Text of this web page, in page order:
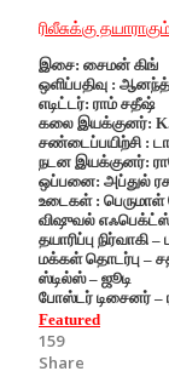
ரிலீசுக்கு
இசை: சைமன் கிங்
ஒளிப்பதிவு : ஆனந்த்
எடிட்டர்: ராம் சதீஷ்
கலை இயக்குனர்:
சண்டைப்பயிற்சி :
நடன இயக்குனர்:
ஒப்பனை: அப்துல்
உடைகள் :
விஷுவல்
தயாரிப்பு நிர்வாகி
மக்கள் தொடர்பு –
ஸ்டில்ஸ் – ஜூடி
போஸ்டர் டிசைனர் –
Featured
159
Share